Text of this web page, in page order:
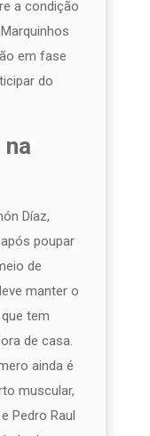
a condição
em fase
do
Díaz,
poupar
de
manter o
tem
de casa.
ainda é
muscular,
Pedro Raul